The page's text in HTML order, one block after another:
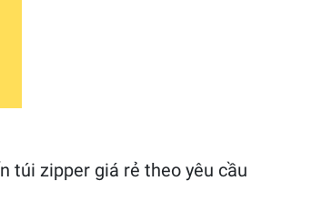
túi zipper giá rẻ theo yêu cầu